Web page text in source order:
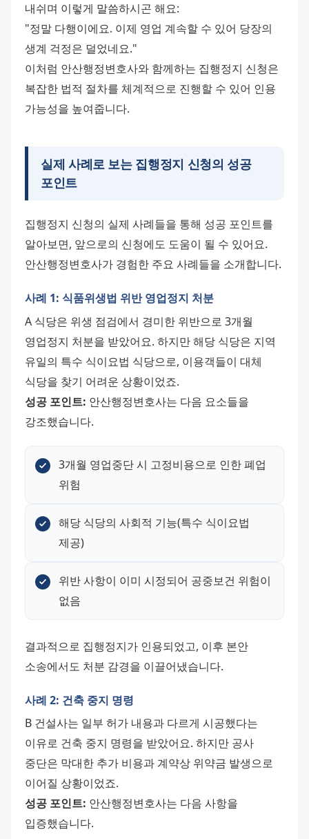
내쉬며 이렇게 말씀하시곤 해요:
"정말 다행이에요. 이제 영업 계속할 수 있어 당장의
생계 걱정은 덜었네요."
이처럼 안산행정변호사와 함께하는 집행정지 신청은
복잡한 법적 절차를 체계적으로 진행할 수 있어 인용
가능성을 높여줍니다.
실제 사례로 보는 집행정지 신청의 성공
포인트
집행정지 신청의 실제 사례들을 통해 성공 포인트를
알아보면, 앞으로의 신청에도 도움이 될 수 있어요.
안산행정변호사가 경험한 주요 사례들을 소개합니다.
사례 1: 식품위생법 위반 영업정지 처분
A 식당은 위생 점검에서 경미한 위반으로 3개월
영업정지 처분을 받았어요. 하지만 해당 식당은 지역
유일의 특수 식이요법 식당으로, 이용객들이 대체
식당을 찾기 어려운 상황이었죠.
성공 포인트: 안산행정변호사는 다음 요소들을
강조했습니다.
3개월 영업중단 시 고정비용으로 인한 폐업
위험
해당 식당의 사회적 기능(특수 식이요법
제공)
위반 사항이 이미 시정되어 공중보건 위험이
없음
결과적으로 집행정지가 인용되었고, 이후 본안
소송에서도 처분 감경을 이끌어냈습니다.
사례 2: 건축 중지 명령
B 건설사는 일부 허가 내용과 다르게 시공했다는
이유로 건축 중지 명령을 받았어요. 하지만 공사
중단은 막대한 추가 비용과 계약상 위약금 발생으로
이어질 상황이었죠.
성공 포인트: 안산행정변호사는 다음 사항을
입증했습니다.